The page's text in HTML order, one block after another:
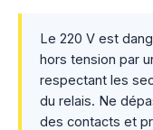
Le 220 V est
hors tension par
respectant les
du relais. Ne
des contacts et